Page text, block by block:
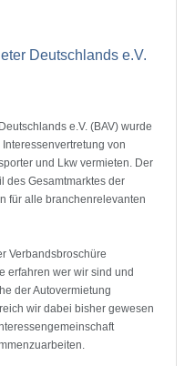
Deutschlands e.V.
e.V. (BAV) wurde
von
und Lkw vermieten. Der
des Gesamtmarktes der
für alle branchenrelevanten
Verbandsbroschüre
erfahren wer wir sind und
der Autovermietung
wir dabei bisher gewesen